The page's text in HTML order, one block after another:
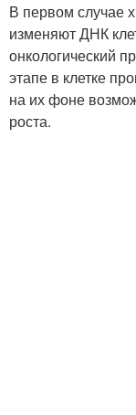
В первом случае
изменяют ДНК
онкологический
этапе в клетке
на их фоне
роста.